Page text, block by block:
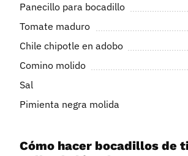
Panecillo para bocadillo
Tomate maduro
Chile chipotle en adobo
Comino molido
Sal
Pimienta negra molida
Cómo hacer bocadillos de